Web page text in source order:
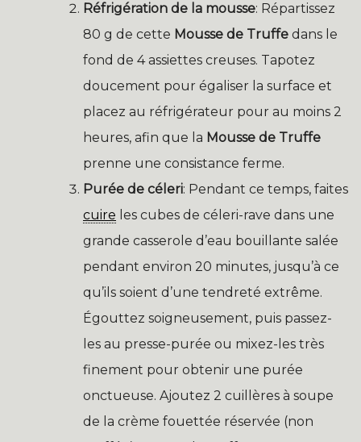
Réfrigération de la mousse: Répartissez
80 g de cette Mousse de Truffe dans le
fond de 4 assiettes creuses. Tapotez
doucement pour égaliser la surface et
placez au réfrigérateur pour au moins 2
heures, afin que la Mousse de Truffe
prenne une consistance ferme.
Purée de céleri: Pendant ce temps, faites
cuire les cubes de céleri-rave dans une
grande casserole d’eau bouillante salée
pendant environ 20 minutes, jusqu’à ce
qu’ils soient d’une tendreté extrême.
Égouttez soigneusement, puis passez-
les au presse-purée ou mixez-les très
finement pour obtenir une purée
onctueuse. Ajoutez 2 cuillères à soupe
de la crème fouettée réservée (non